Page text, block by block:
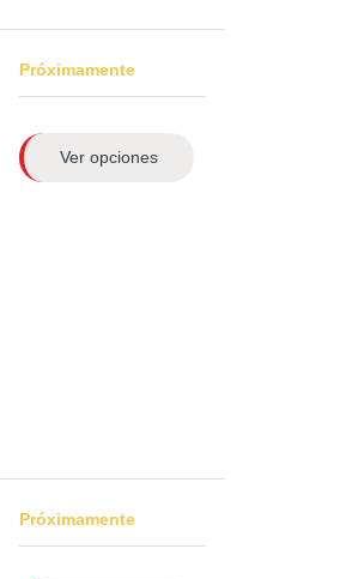
Próximamente
Ver opciones
Próximamente